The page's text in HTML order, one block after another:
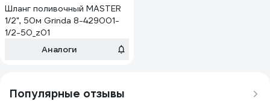
Шланг поливочный MASTER
1/2", 50м Grinda 8-429001-
1/2-50_z01
Аналоги
Популярные отзывы